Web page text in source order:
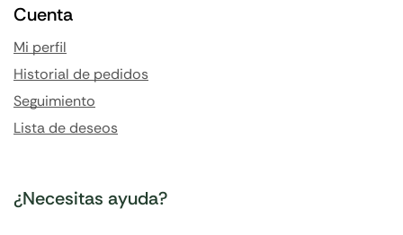
Cuenta
Mi perfil
Historial de pedidos
Seguimiento
Lista de deseos
¿Necesitas ayuda?